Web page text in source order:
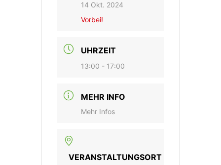
14 Okt. 2024
Vorbei!
UHRZEIT
13:00 - 17:00
MEHR INFO
Mehr Infos
VERANSTALTUNGSORT